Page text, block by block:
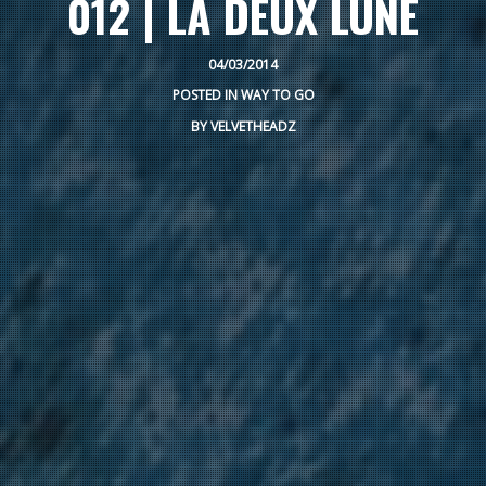
012 | LA DEUX LUNE
04/03/2014
POSTED INWAY TO GO
BYVELVETHEADZ